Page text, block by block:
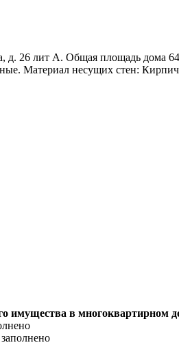
26 лит А. Общая площадь дома
Материал несущих стен:
имущества в многоквартирном